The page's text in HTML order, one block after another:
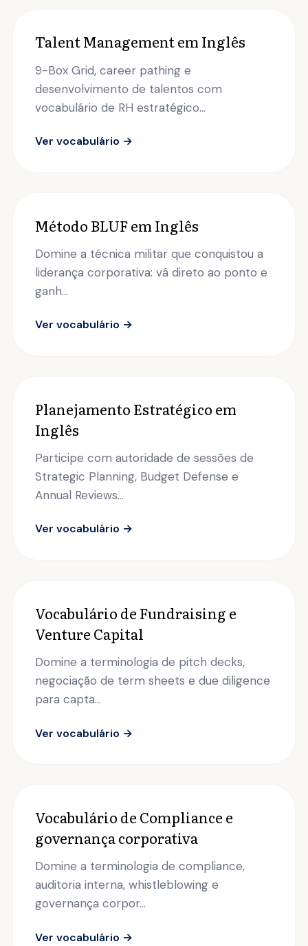
Talent Management em Inglês
9-Box Grid, career pathing e
desenvolvimento de talentos com
vocabulário de RH estratégico...
Ver vocabulário →
Método BLUF em Inglês
Domine a técnica militar que conquistou a
liderança corporativa: vá direto ao ponto e
ganh...
Ver vocabulário →
Planejamento Estratégico em
Inglês
Participe com autoridade de sessões de
Strategic Planning, Budget Defense e
Annual Reviews...
Ver vocabulário →
Vocabulário de Fundraising e
Venture Capital
Domine a terminologia de pitch decks,
negociação de term sheets e due diligence
para capta...
Ver vocabulário →
Vocabulário de Compliance e
governança corporativa
Domine a terminologia de compliance,
auditoria interna, whistleblowing e
governança corpor...
Ver vocabulário →